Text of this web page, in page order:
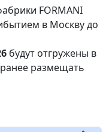
FORMANI
в Москву до
будут отгружены в
размещать